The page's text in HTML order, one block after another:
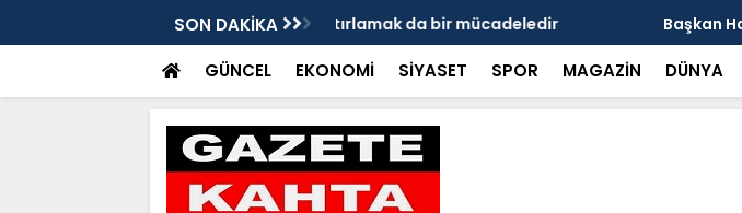
SON DAKİKA
da bir mücadeledir Başkan Hallaç, Gençlik Merkezi inşaatında
GÜNCEL EKONOMİ SİYASET SPOR MAGAZİN DÜNYA